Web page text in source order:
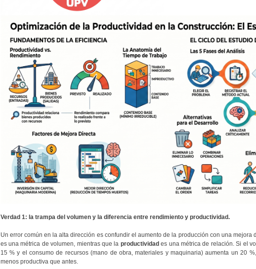
Verdad 1: la trampa del volumen y la diferencia entre rendimiento y productividad.
Un error común en la alta dirección es confundir el aumento de la producción con una mejora
es una métrica de volumen, mientras que la productividad es una métrica de relación. Si el
15 % y el consumo de recursos (mano de obra, materiales y maquinaria) aumenta un 20
menos productiva que antes.